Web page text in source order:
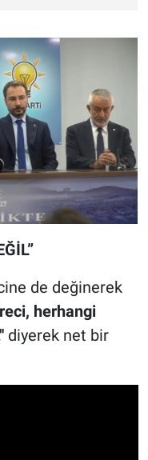
de değinerek
herhangi
diyerek net bir